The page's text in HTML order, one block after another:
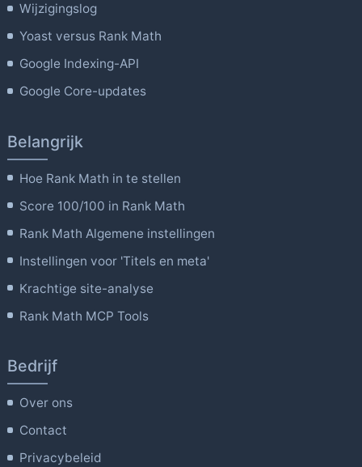
Wijzigingslog
Yoast versus Rank Math
Google Indexing-API
Google Core-updates
Belangrijk
Hoe Rank Math in te stellen
Score 100/100 in Rank Math
Rank Math Algemene instellingen
Instellingen voor 'Titels en meta'
Krachtige site-analyse
Rank Math MCP Tools
Bedrijf
Over ons
Contact
Privacybeleid